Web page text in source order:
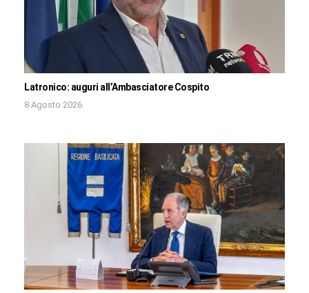
Latronico: auguri all’Ambasciatore Cospito
8 Agosto 2026